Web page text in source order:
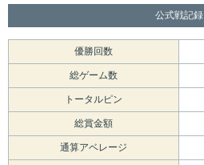
公式戦記録
優勝回数
総ゲーム数
トータルピン
総賞金額
通算アベレージ